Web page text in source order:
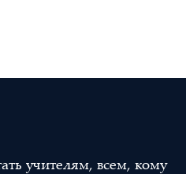
учителям, всем, кому